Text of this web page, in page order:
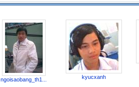
ngoisaobang_th1... kyucxanh